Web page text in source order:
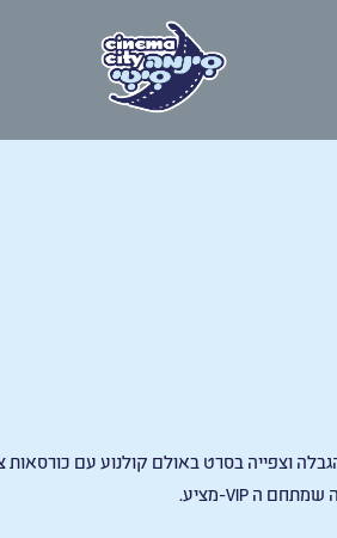
וצפייה בסרט באולם קולנוע עם כורסאות
-VIPמציע.